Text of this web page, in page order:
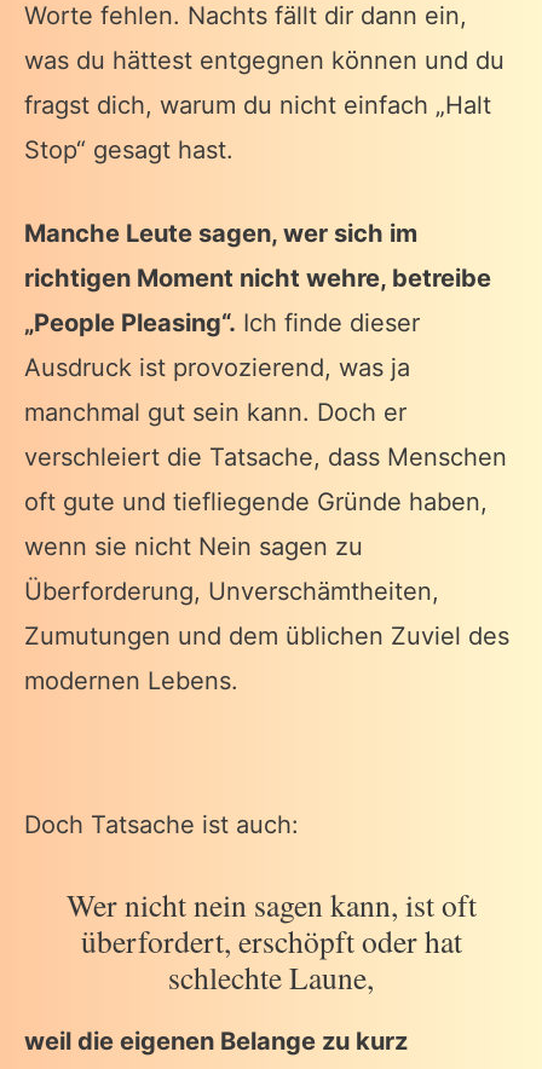
Worte fehlen. Nachts fällt dir dann ein,
was du hättest entgegnen können und du
fragst dich, warum du nicht einfach „Halt
Stop“ gesagt hast.
Manche Leute sagen, wer sich im
richtigen Moment nicht wehre, betreibe
„People Pleasing“. Ich finde dieser
Ausdruck ist provozierend, was ja
manchmal gut sein kann. Doch er
verschleiert die Tatsache, dass Menschen
oft gute und tiefliegende Gründe haben,
wenn sie nicht Nein sagen zu
Überforderung, Unverschämtheiten,
Zumutungen und dem üblichen Zuviel des
modernen Lebens.
Doch Tatsache ist auch:
Wer nicht nein sagen kann, ist oft
überfordert, erschöpft oder hat
schlechte Laune,
weil die eigenen Belange zu kurz